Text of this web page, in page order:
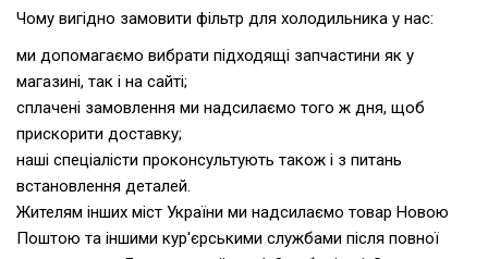
Чому вигідно замовити фільтр для холодильника у нас:
ми допомагаємо вибрати підходящі запчастини як у
магазині, так і на сайті;
сплачені замовлення ми надсилаємо того ж дня, щоб
прискорити доставку;
наші спеціалісти проконсультують також і з питань
встановлення деталей.
Жителям інших міст України ми надсилаємо товар Новою
Поштою та іншими кур'єрськими службами після повної